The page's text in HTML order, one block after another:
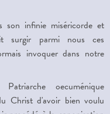
son infinie miséricorde et
surgir parmi nous ces
invoquer dans notre
oecuménique
Christ d'avoir bien voulu